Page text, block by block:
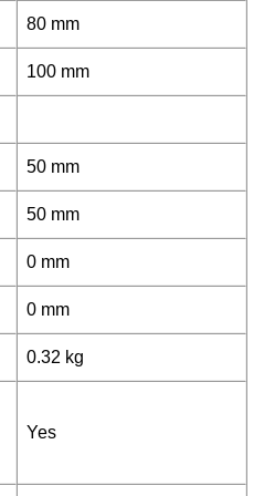
80 mm
100 mm
50 mm
50 mm
0 mm
0 mm
0.32 kg
Yes